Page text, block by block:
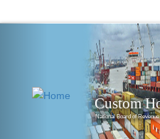
Custom
National Board of